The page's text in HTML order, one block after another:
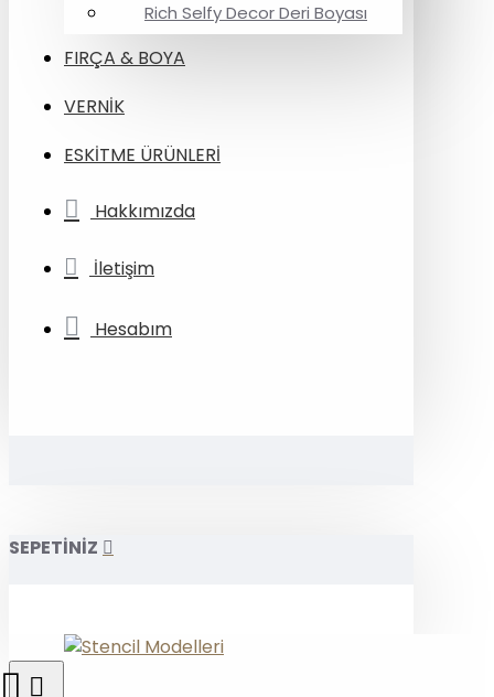
Rich Selfy Decor Deri Boyası
FIRÇA & BOYA
VERNİK
ESKİTME ÜRÜNLERİ
Hakkımızda
İletişim
Hesabım
SEPETİNİZ